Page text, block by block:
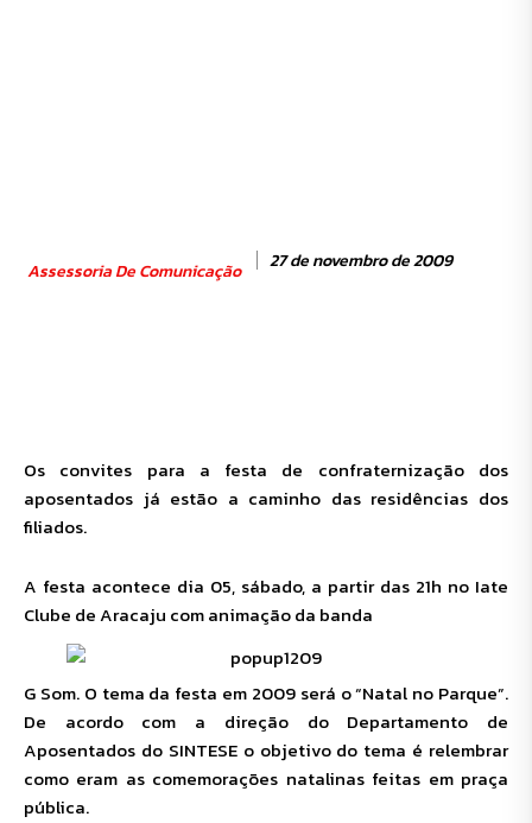
Assessoria De Comunicação 27 de novembro de 2009
Os convites para a festa de confraternização dos
aposentados já estão a caminho das residências dos
filiados.
A festa acontece dia 05, sábado, a partir das 21h no Iate
Clube de Aracaju com animação da banda
G Som. O tema da festa em 2009 será o “Natal no Parque”.
De acordo com a direção do Departamento de
Aposentados do SINTESE o objetivo do tema é relembrar
como eram as comemorações natalinas feitas em praça
pública.